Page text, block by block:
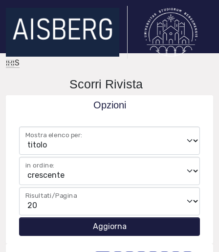
IRIS
Scorri Rivista
Opzioni
Mostra elenco per:
in ordine:
Risultati/Pagina